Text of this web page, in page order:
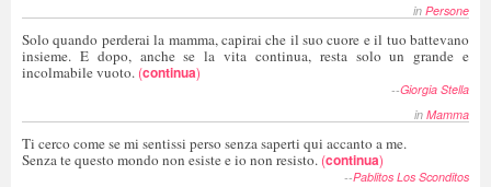
in Persone
Solo quando perderai la mamma, capirai che il suo cuore e il tuo battevano
insieme. E dopo, anche se la vita continua, resta solo un grande e
incolmabile vuoto. (continua)
--Giorgia Stella
in Mamma
Ti cerco come se mi sentissi perso senza saperti qui accanto a me.
Senza te questo mondo non esiste e io non resisto. (continua)
--Pablitos Los Sconditos